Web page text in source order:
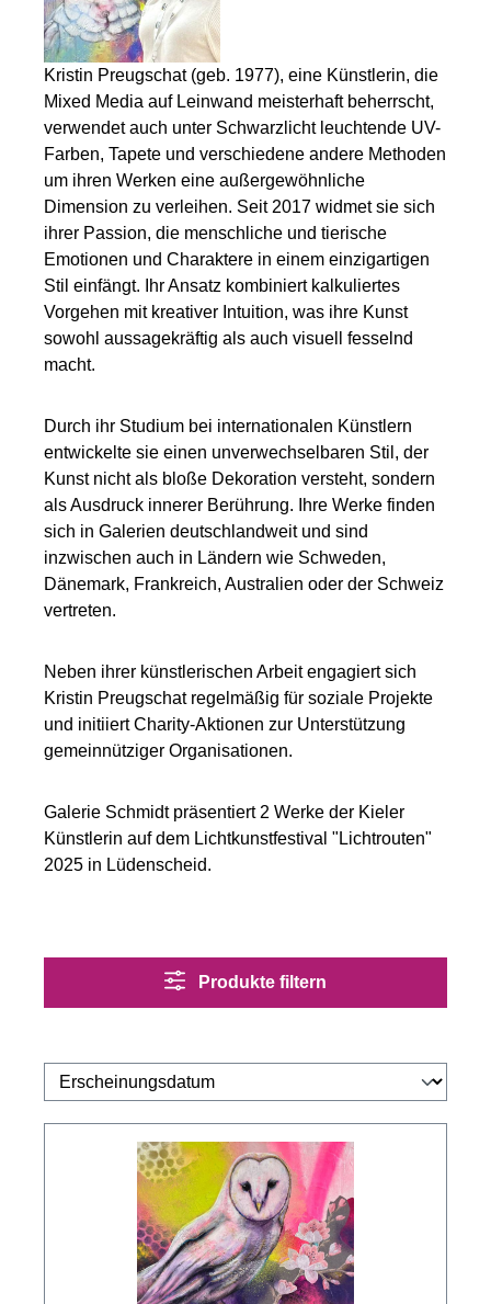
Kristin Preugschat (geb. 1977), eine Künstlerin, die
Mixed Media auf Leinwand meisterhaft beherrscht,
verwendet auch unter Schwarzlicht leuchtende UV-
Farben, Tapete und verschiedene andere Methoden
um ihren Werken eine außergewöhnliche
Dimension zu verleihen. Seit 2017 widmet sie sich
ihrer Passion, die menschliche und tierische
Emotionen und Charaktere in einem einzigartigen
Stil einfängt. Ihr Ansatz kombiniert kalkuliertes
Vorgehen mit kreativer Intuition, was ihre Kunst
sowohl aussagekräftig als auch visuell fesselnd
macht.
Durch ihr Studium bei internationalen Künstlern
entwickelte sie einen unverwechselbaren Stil, der
Kunst nicht als bloße Dekoration versteht, sondern
als Ausdruck innerer Berührung. Ihre Werke finden
sich in Galerien deutschlandweit und sind
inzwischen auch in Ländern wie Schweden,
Dänemark, Frankreich, Australien oder der Schweiz
vertreten.
Neben ihrer künstlerischen Arbeit engagiert sich
Kristin Preugschat regelmäßig für soziale Projekte
und initiiert Charity-Aktionen zur Unterstützung
gemeinnütziger Organisationen.
Galerie Schmidt präsentiert 2 Werke der Kieler
Künstlerin auf dem Lichtkunstfestival "Lichtrouten"
2025 in Lüdenscheid.
Produkte filtern